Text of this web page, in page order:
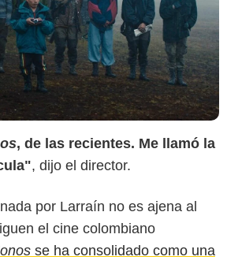
, de las recientes. Me llamó la
, dijo el director.
por Larraín no es ajena al
el cine colombiano
se ha consolidado como una